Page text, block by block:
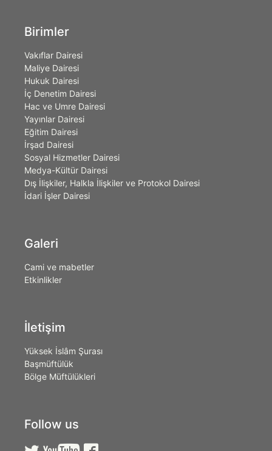
Birimler
Vakıflar Dairesi
Maliye Dairesi
Hukuk Dairesi
İç Denetim Dairesi
Hac ve Umre Dairesi
Yayınlar Dairesi
Eğitim Dairesi
İrşad Dairesi
Sosyal Hizmetler Dairesi
Medya-Kültür Dairesi
Dış İlişkiler, Halkla İlişkiler ve Protokol Dairesi
İdari İşler Dairesi
Galeri
Cami ve mabetler
Etkinlikler
İletişim
Yüksek İslâm Şurası
Başmüftülük
Bölge Müftülükleri
Follow us